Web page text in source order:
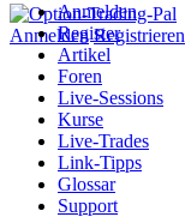
Anmelden Registrieren
Anmelden
Register
Artikel
Foren
Live-Sessions
Kurse
Live-Trades
Link-Tipps
Glossar
Support